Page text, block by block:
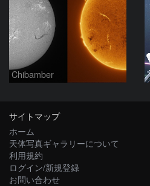
Chibamber
サイトマップ
ホーム
天体写真ギャラリーについて
利用規約
ログイン/新規登録
お問い合わせ